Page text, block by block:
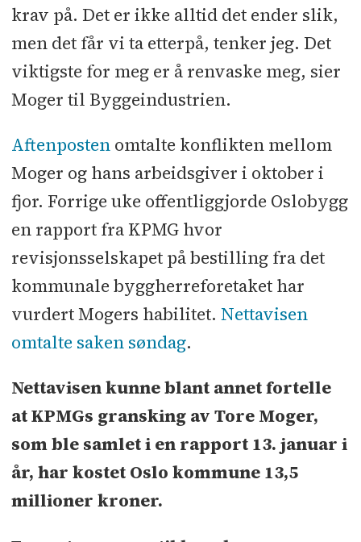
krav på. Det er ikke alltid det ender slik,
men det får vi ta etterpå, tenker jeg. Det
viktigste for meg er å renvaske meg, sier
Moger til Byggeindustrien.
Aftenposten omtalte konflikten mellom
Moger og hans arbeidsgiver i oktober i
fjor. Forrige uke offentliggjorde Oslobygg
en rapport fra KPMG hvor
revisjonsselskapet på bestilling fra det
kommunale byggherreforetaket har
vurdert Mogers habilitet. Nettavisen
omtalte saken søndag.
Nettavisen kunne blant annet fortelle
at KPMGs gransking av Tore Moger,
som ble samlet i en rapport 13. januar i
år, har kostet Oslo kommune 13,5
millioner kroner.